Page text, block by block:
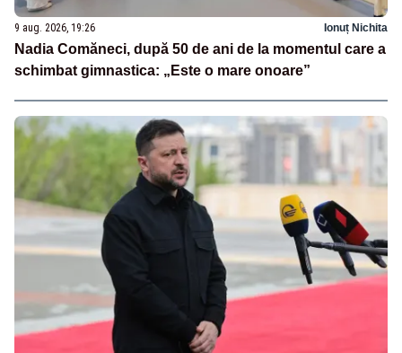
9 aug. 2026, 19:26 Ionuț Nichita
Nadia Comăneci, după 50 de ani de la momentul care a
schimbat gimnastica: „Este o mare onoare”